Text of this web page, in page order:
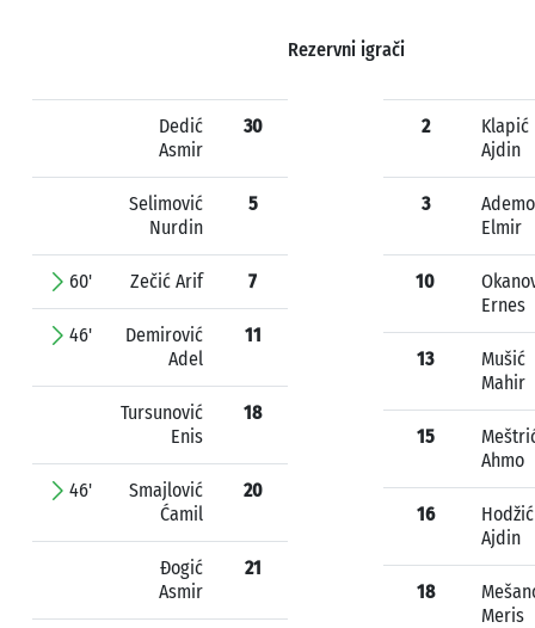
Rezervni igrači
Dedić
Asmir
30
Selimović
Nurdin
5
60' Zečić Arif 7
46'
Demirović
Adel
11
Tursunović
Enis
18
46'
Smajlović
Ćamil
20
Đogić
Asmir
21
2
Klapić
Ajdin
3
Elmir
10
Ernes
13
Mušić
Mahir
15
Ahmo
16
Hodžić
Ajdin
18
Meris